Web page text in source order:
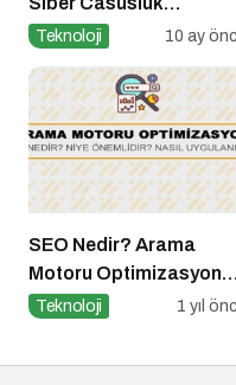
Operasyonu
Teknoloji 10 ay
SEO Nedir? Arama
Motoru Optimizasyonu
Nasıl Yapılır?
Teknoloji 1 yıl